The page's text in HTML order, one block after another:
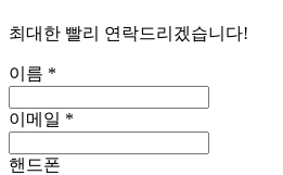
최대한 빨리 연락드리겠습니다!
이름 *
이메일 *
핸드폰